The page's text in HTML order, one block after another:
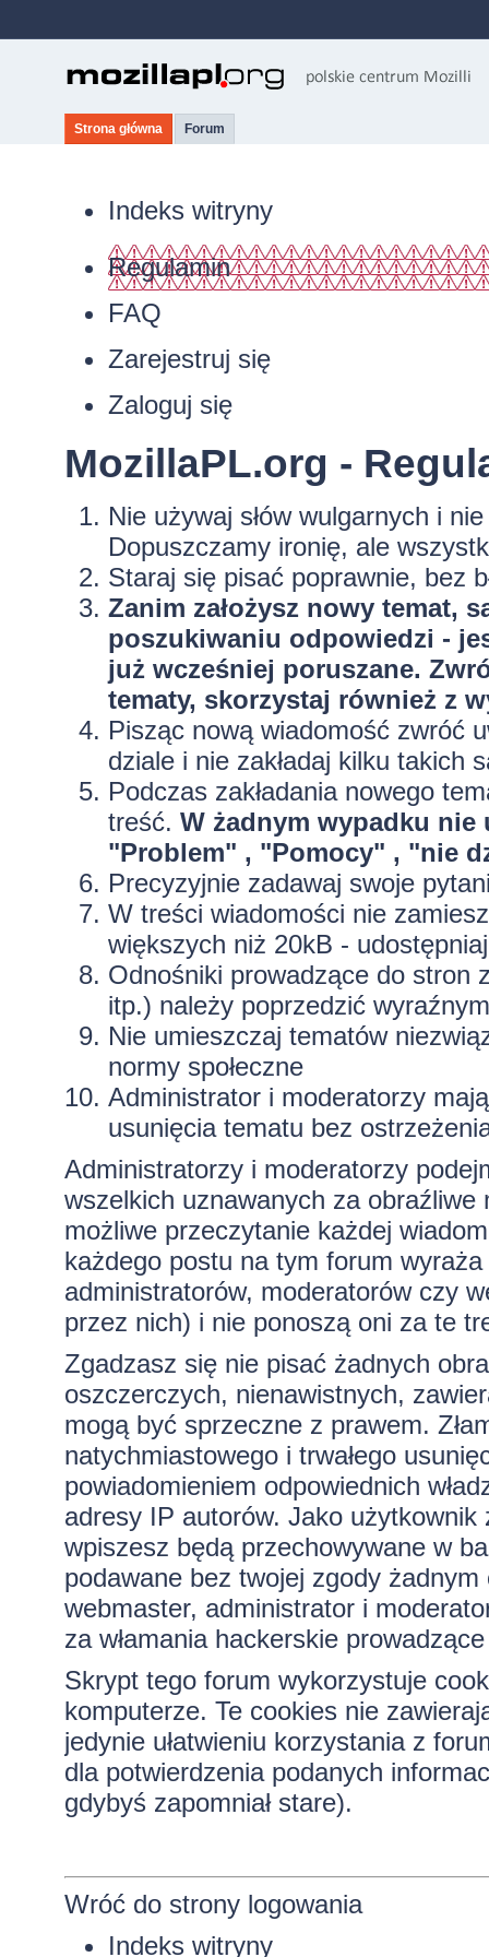
Strona główna Forum
Indeks witryny
Regulamin
FAQ
Zarejestruj się
Zaloguj się
MozillaPL.org -
Nie używaj słów wulgarnych i
Dopuszczamy ironię, ale
Staraj się pisać poprawnie, bez
Zanim założysz nowy temat,
poszukiwaniu odpowiedzi -
już wcześniej poruszane.
tematy, skorzystaj również z
Pisząc nową wiadomość zwróć
dziale i nie zakładaj kilku takich
Podczas zakładania nowego
treść. W żadnym wypadku
"Problem" , "Pomocy" , "nie
Precyzyjniezadawaj swoje
W treści wiadomości nie
większych niż 20kB -
Odnośniki prowadzące do stron
itp.) należy poprzedzić
Nie umieszczaj tematów
normy społeczne
Administrator i moderatorzy
usunięcia tematu bez
Administratorzy i moderatorzy
wszelkich uznawanych za obraźliwe
możliwe przeczytanie każdej
każdego postu na tym forum
administratorów, moderatorów czy
przez nich) i nie ponoszą oni za te
Zgadzasz się nie pisać żadnych
oszczerczych, nienawistnych,
mogą być sprzeczne z prawem.
natychmiastowego i trwałego
powiadomieniem odpowiednich
adresy IP autorów. Jako
wpiszesz będą przechowywane w
podawane bez twojej zgody
webmaster, administrator i
za włamania hackerskie
Skrypt tego forum wykorzystuje
komputerze. Te cookies nie
jedynie ułatwieniu korzystania z
dla potwierdzenia podanych
gdybyś zapomniał stare).
Wróć do strony logowania
Indeks witryny